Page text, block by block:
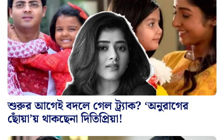
শুরুর আগেই বদলে গেল ট্র্যাক? ‘অনুরাগের
ছোঁয়া’য় থাকছেনা দিতিপ্রিয়া!